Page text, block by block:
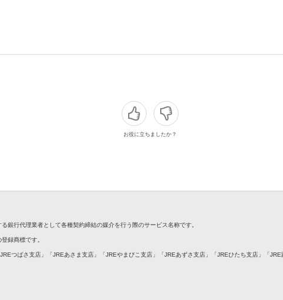
お役に立ちましたか？
銀行代理業者として各種契約締結の媒介を行う際のサービス名称です。
録商標です。
つばさ支店」「JREあさま支店」「JREやまびこ支店」「JREあずさ支店」「JREひたち支店」「JRE